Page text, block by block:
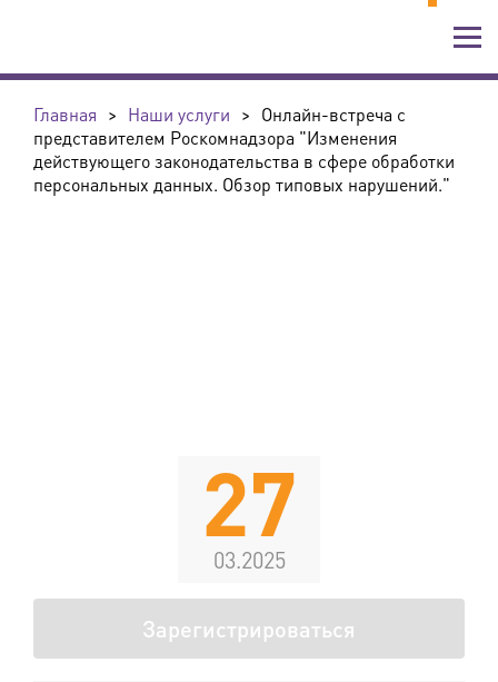
Главная > Наши услуги > Онлайн-встреча с
представителем Роскомнадзора "Изменения
действующего законодательства в сфере обработки
персональных данных. Обзор типовых нарушений."
27
03.2025
Зарегистрироваться